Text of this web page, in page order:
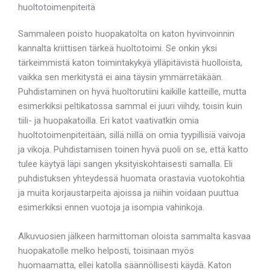
huoltotoimenpiteitä
Sammaleen poisto huopakatolta on katon hyvinvoinnin
kannalta kriittisen tärkeä huoltotoimi. Se onkin yksi
tärkeimmistä katon toimintakykyä ylläpitävistä huolloista,
vaikka sen merkitystä ei aina täysin ymmärretäkään.
Puhdistaminen on hyvä huoltorutiini kaikille katteille, mutta
esimerkiksi peltikatossa sammal ei juuri viihdy, toisin kuin
tiili- ja huopakatoilla. Eri katot vaativatkin omia
huoltotoimenpiteitään, sillä niillä on omia tyypillisiä vaivoja
ja vikoja. Puhdistamisen toinen hyvä puoli on se, että katto
tulee käytyä läpi sangen yksityiskohtaisesti samalla. Eli
puhdistuksen yhteydessä huomata orastavia vuotokohtia
ja muita korjaustarpeita ajoissa ja niihin voidaan puuttua
esimerkiksi ennen vuotoja ja isompia vahinkoja.
Alkuvuosien jälkeen harmittoman oloista sammalta kasvaa
huopakatolle melko helposti, toisinaan myös
huomaamatta, ellei katolla säännöllisesti käydä. Katon